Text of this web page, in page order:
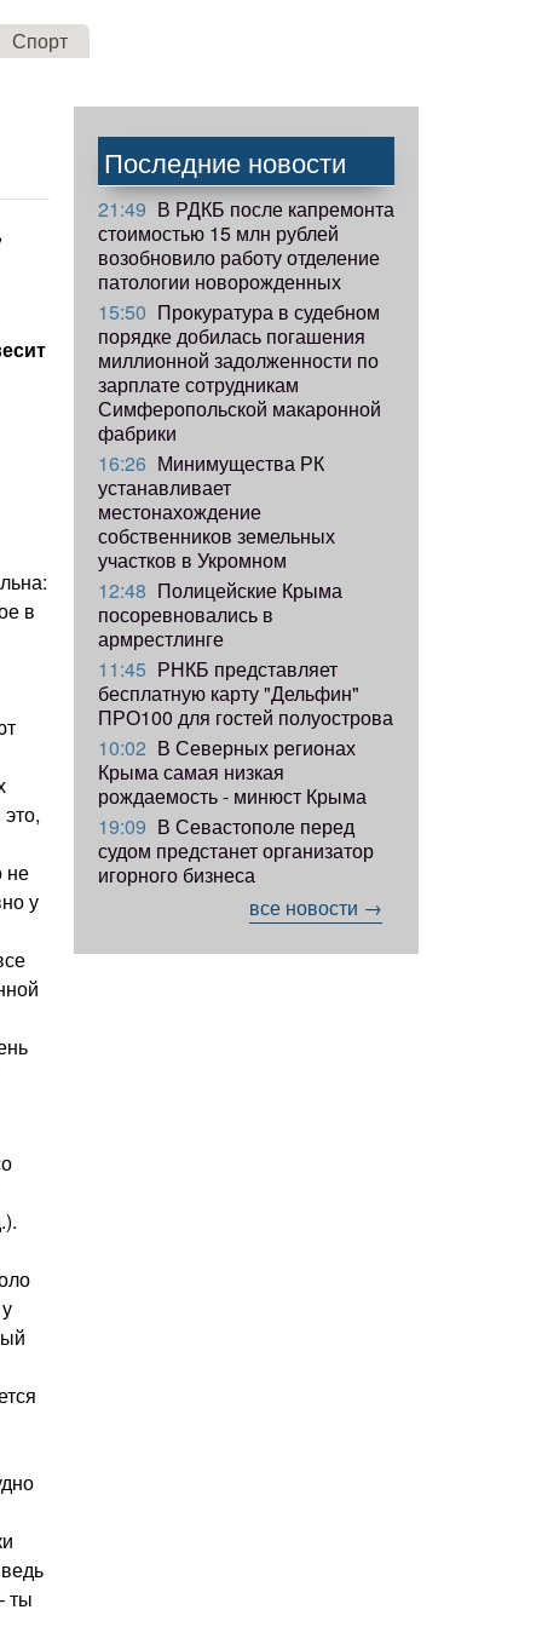
Спорт
в
не
у
ты
Последние новости
21:49 В РДКБ после капремонта
стоимостью 15 млн рублей
возобновило работу отделение
патологии новорожденных
15:50 Прокуратура в судебном
порядке добилась погашения
миллионной задолженности по
зарплате сотрудникам
Симферопольской макаронной
фабрики
16:26 Минимущества РК
устанавливает
местонахождение
собственников земельных
участков в Укромном
12:48 Полицейские Крыма
посоревновались в
армрестлинге
11:45 РНКБ представляет
бесплатную карту "Дельфин"
ПРО100 для гостей полуострова
10:02 В Северных регионах
Крыма самая низкая
рождаемость - минюст Крыма
19:09 В Севастополе перед
судом предстанет организатор
игорного бизнеса
все новости →